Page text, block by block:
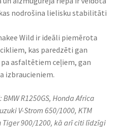
nodrošina lielisku stabilitāti
Wild ir ideāli piemērota
kas paredzēti gan
asfaltētiem ceļiem, gan
izbraucieniem.
R1250GS, Honda Africa
V-Strom 650/1000, KTM
Tiger 900/1200, kā arī citi līdzīgi